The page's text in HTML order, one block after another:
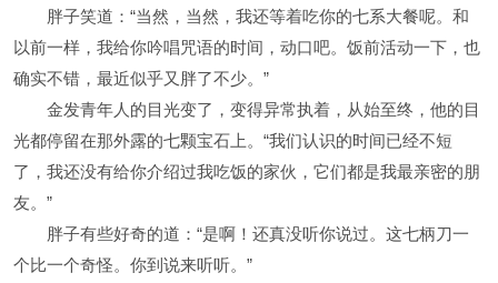
胖子笑道：“当然，当然，我还等着吃你的七系大餐呢。和
以前一样，我给你吟唱咒语的时间，动口吧。饭前活动一下，也
确实不错，最近似乎又胖了不少。”
金发青年人的目光变了，变得异常执着，从始至终，他的目
光都停留在那外露的七颗宝石上。“我们认识的时间已经不短
了，我还没有给你介绍过我吃饭的家伙，它们都是我最亲密的朋
友。”
胖子有些好奇的道：“是啊！还真没听你说过。这七柄刀一
个比一个奇怪。你到说来听听。”